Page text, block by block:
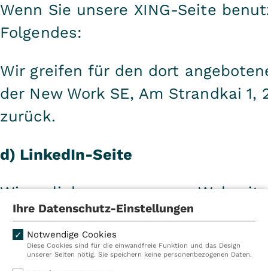
Wenn Sie unsere XING-Seite
Folgendes:
Wir greifen für den dort
der New Work SE, Am Strandkai
zurück.
d) LinkedIn-Seite
Wir verlinken von unserer
LinkedIn Corporation, 2029
94043, USA (im Folgenden
Ihre Datenschutz-Einstellungen
Notwendige Cookies
Diese Cookies sind für die einwandfreie Funktion und das Design
unserer Seiten nötig. Sie speichern keine personenbezogenen Daten.